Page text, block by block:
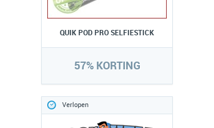
QUIK POD PRO SELFIESTICK
57% KORTING
Verlopen